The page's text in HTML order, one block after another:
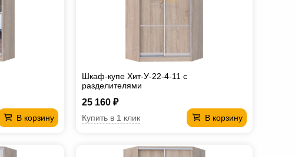
В корзину
Шкаф-купе Хит-У-22-4-11 с
разделителями
25 160 ₽
В корзину
Купить в 1 клик